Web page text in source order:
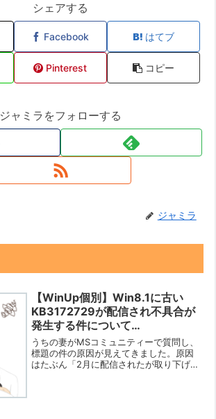
シェアする
Facebook はてブ
Pinterest コピー
ジャミラをフォローする
ジャミラ
【WinUp個別】Win8.1に古い
KB3172729が配信され不具合が
発生する件について
【2020/4/24】
うちの妻がMSコミュニティーで質問し、
標題の件の原因が見えてきました。原因
はたぶん「2月に配信されたが取り下げ